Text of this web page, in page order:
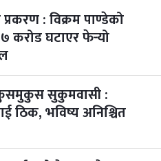
२ महिना बाँकी
२ महिना बाँकी
: विक्रम पाण्डेको
करोड घटाएर फेर्‍यो
सुकुमवासी :
ठिक, भविष्य अनिश्चित